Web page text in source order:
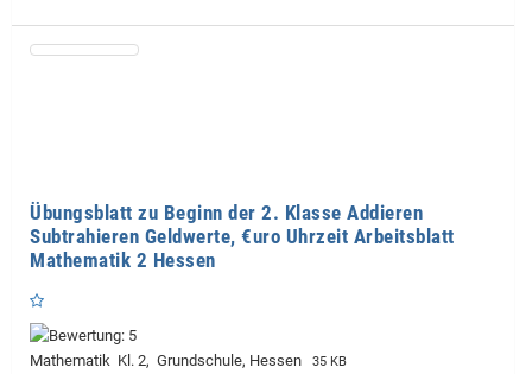
Übungsblatt zu Beginn der 2. Klasse Addieren
Subtrahieren Geldwerte, €uro Uhrzeit Arbeitsblatt
Mathematik 2 Hessen
Mathematik Kl. 2, Grundschule, Hessen 35 KB